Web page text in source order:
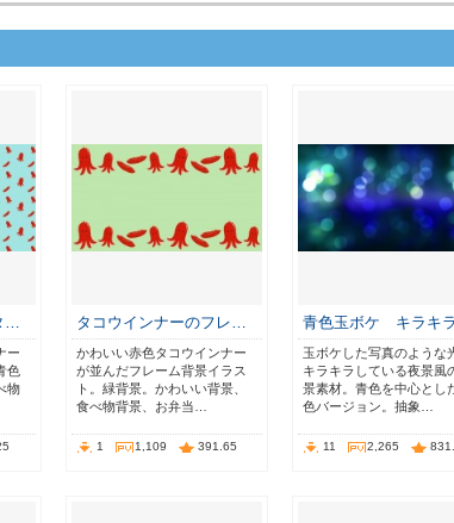
…
ー
色
物
タコウインナーのフレ…
かわいい赤色タコウインナー
が並んだフレーム背景イラス
ト。緑背景。かわいい背景、
食べ物背景、お弁当…
1 1,109 391.65
青色玉ボケ キラキ
玉ボケした写真のような
キラキラしている夜景風
景素材。青色を中心とし
色バージョン。抽象…
11 2,265